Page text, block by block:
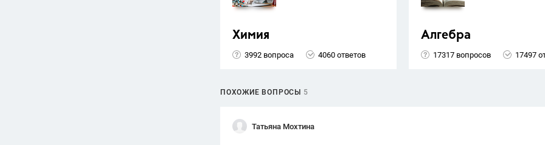
Химия
3992 вопроса 4060 ответов
Алгебра
17317 вопросов 17497
ПОХОЖИЕ ВОПРОСЫ 5
Татьяна Мохтина